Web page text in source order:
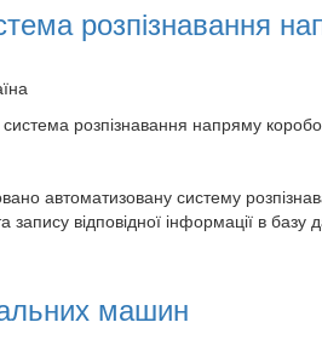
розпізнавання
розпізнавання напряму
автоматизовану систему
відповідної інформації в базу
машин